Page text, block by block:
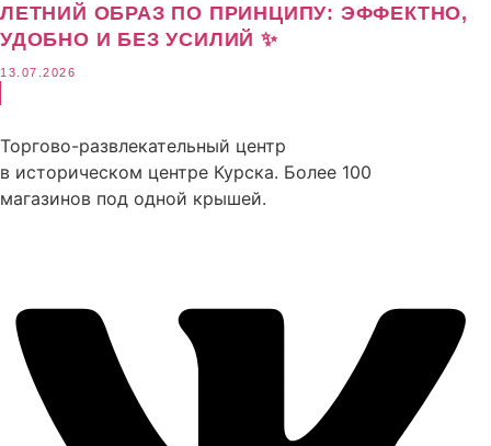
ЛЕТНИЙ ОБРАЗ ПО ПРИНЦИПУ: ЭФФЕКТНО,
УДОБНО И БЕЗ УСИЛИЙ ✨
13.07.2026
Торгово-развлекательный центр
в историческом центре Курска. Более 100
магазинов под одной крышей.